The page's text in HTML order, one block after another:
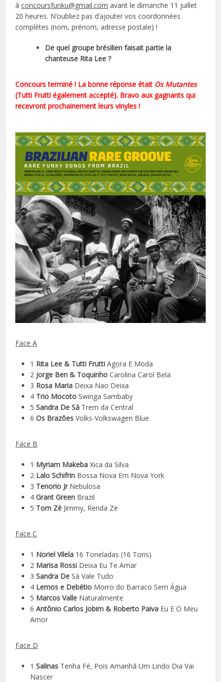
àconcoursfunku@gmail.com avant le dimanche 11 juillet
20 heures. N’oubliez pas d’ajouter vos coordonnées
complètes (nom, prénom, adresse postale) !
De quel groupe brésilien faisait partie la
chanteuse Rita Lee ?
Concours terminé ! La bonne réponse était Os Mutantes
(Tutti Frutti également accepté). Bravo aux gagnants qui
recevront prochainement leurs vinyles !
Face A
1 Rita Lee & Tutti FruttiAgora E Moda
2 Jorge Ben & Toquinho Carolina Carol Bela
3 Rosa Maria Deixa Nao Deixa
4 Trio Mocoto Swinga Sambaby
5Sandra De Sà Trem da Central
6Os Brazões Volks-Volkswagen Blue
Face B
1 Myriam Makeba Xica da Silva
2 Lalo Schifrin Bossa Nova Em Nova York
3 Tenorio JrNebulosa
4Grant Green Brazil
5 Tom Zé Jimmy, Renda Ze
Face C
1 Noriel Vilela 16 Toneladas (16 Tons)
2 Marisa Rossi Deixa Eu Te Amar
3 Sandra De Sà Vale Tudo
4 Lemos e Debétio Morro do Barraco Sem Água
5 Marcos Valle Naturalmente
6Antônio Carlos Jobim & Roberto Paiva Eu E O Meu
Amor
Face D
1Salinas Tenha Fé, Pois Amanhã Um Lindo Dia Vai
Nascer